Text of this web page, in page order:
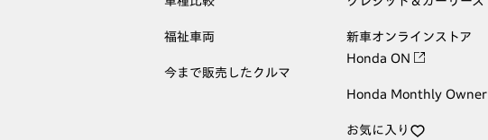
福祉車両
今まで販売したクルマ
新車オンラインストア
Honda ON
Honda Monthly Owner
お気に入り